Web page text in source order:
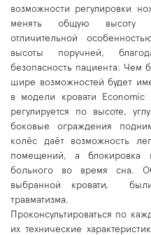
возможности регулировки
менять общую высоту
отличительной
высоты поручней,
безопасность пациента.
шире возможностей будет
в модели кровати Economic
регулируется по высоте,
боковые ограждения
колёс даёт возможность
помещений, а блокировка
больного во время сна.
выбранной кровати,
травматизма.
Проконсультироваться по
их технические